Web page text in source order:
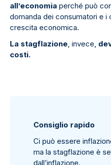
all’economia perché può
domanda dei consumatori e i
crescita economica.
La stagflazione , invece,
costi.
Consiglio rapido
Ci può essere
ma la stagflazione è
dall’inflazione.